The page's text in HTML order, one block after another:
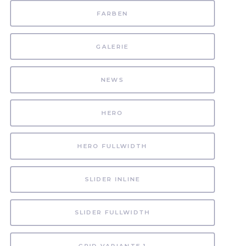
FARBEN
GALERIE
NEWS
HERO
HERO FULLWIDTH
SLIDER INLINE
SLIDER FULLWIDTH